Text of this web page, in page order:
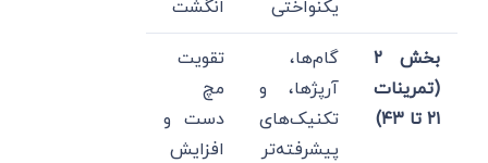
یکنواختی انگشت
بخش ۲
(تمرینات
۲۱ تا ۴۳)
گام‌ها،
آرپژها، و
تکنیک‌های
پیشرفته‌تر
تقویت
مچ
دست و
افزایش